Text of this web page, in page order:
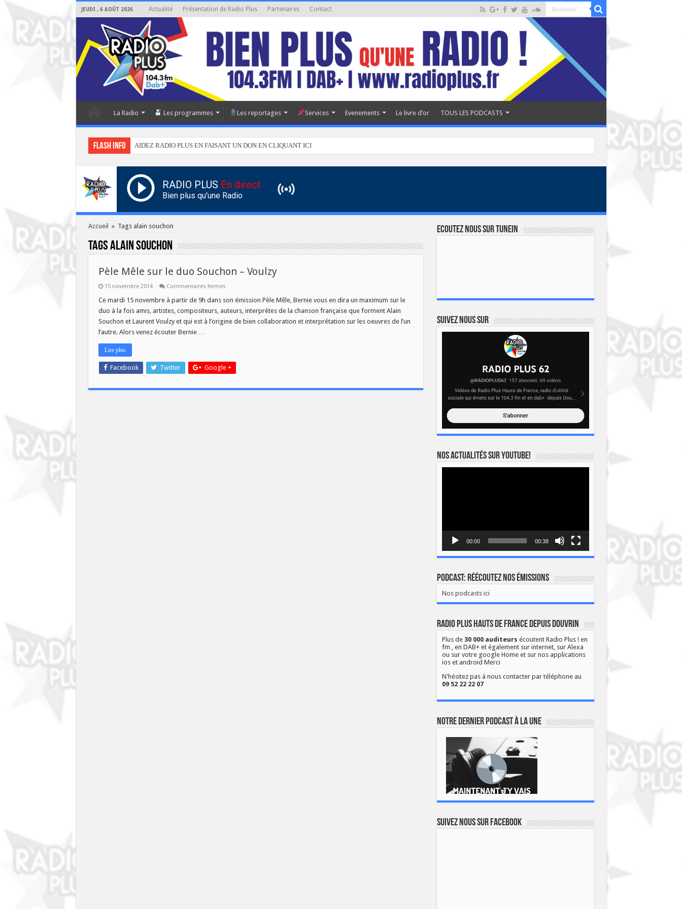
JEUDI , 6 AOÛT 2026 Actualité Présentation de Radio Plus Partenaires Contact
La Radio Les programmes Les reportages Services Evenements Le livre d’or TOUS LES PODCASTS
Flash info AIDEZ RADIO PLUS EN FAISANT UN DON EN CLIQUANT ICI
RADIO PLUS En direct
Bien plus qu'une Radio
Accueil » Tags alain souchon
Tagsalain souchon
Pèle Mêle sur le duo Souchon – Voulzy
15 novembre 2014 Commentaires ferméssur
Mêle
le
duo
Souchon
Ce mardi 15 novembre à partir de 9h dans son émission Pèle Mêle, Bernie vous en dira un maximum sur le
duo à la fois amis, artistes, compositeurs, auteurs, interprètes de la chanson française que forment Alain
Souchon et Laurent Voulzy et qui est à l’origine de bien collaboration et interprétation sur les oeuvres de l’un
l’autre. Alors venez écouter Bernie …
Lire plus
Facebook Twitter Google +
Ecoutez nous sur TuneIn
Suivez nous sur
Nos actualités sur YOUTUBE!
00:00 00:38
Podcast: Réécoutez nos émissions
Nos podcasts ici
Radio Plus Hauts de France depuis Douvrin
Plus de 30 000 auditeurs écoutent Radio Plus ! en
fm , en DAB+ et également sur internet, sur Alexa
ou sur votre google Home et sur nos applications
ios et android Merci
N'hésitez pas à nous contacter par téléphone au
09 52 22 22 07
Notre dernier podcast à la une
Suivez nous sur Facebook